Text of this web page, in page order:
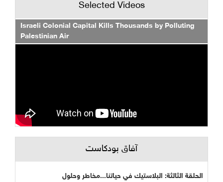
Selected Videos
Israeli Colonial Capital Kills Thousands by Polluting
Palestinian Air
آفاق بودكاست
الحلقة الثالثة: البلاستيك في حياتنا...مخاطر وحلول